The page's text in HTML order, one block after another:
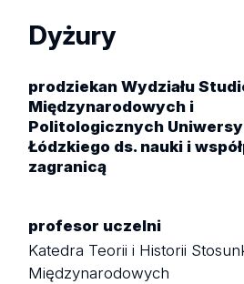
Dyżury
prodziekan Wydziału
Międzynarodowych i
Politologicznych
Łódzkiego ds. nauki i
zagranicą
profesor uczelni
Katedra Teorii i Historii
Międzynarodowych